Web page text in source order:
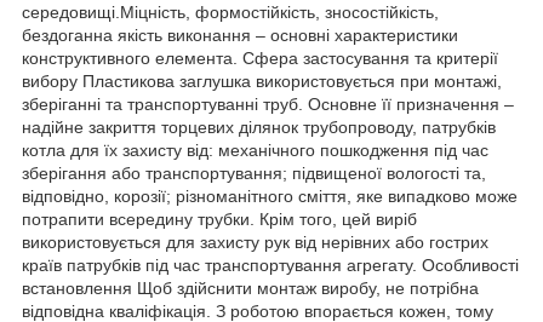
середовищі.Міцність, формостійкість, зносостійкість,
бездоганна якість виконання – основні характеристики
конструктивного елемента. Сфера застосування та критерії
вибору Пластикова заглушка використовується при монтажі,
зберіганні та транспортуванні труб. Основне її призначення –
надійне закриття торцевих ділянок трубопроводу, патрубків
котла для їх захисту від: механічного пошкодження під час
зберігання або транспортування; підвищеної вологості та,
відповідно, корозії; різноманітного сміття, яке випадково може
потрапити всередину трубки. Крім того, цей виріб
використовується для захисту рук від нерівних або гострих
країв патрубків під час транспортування агрегату. Особливості
встановлення Щоб здійснити монтаж виробу, не потрібна
відповідна кваліфікація. З роботою впорається кожен, тому